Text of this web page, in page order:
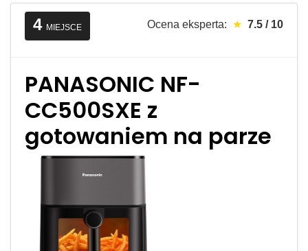
4 MIEJSCE Ocena eksperta: ★ 7.5 / 10
PANASONIC NF-
CC500SXE z
gotowaniem na parze